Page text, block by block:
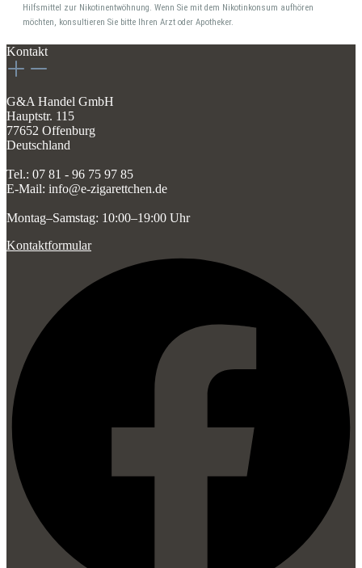
Hilfsmittel zur Nikotinentwöhnung. Wenn Sie mit dem Nikotinkonsum aufhören
möchten, konsultieren Sie bitte Ihren Arzt oder Apotheker.
Kontakt
G&A Handel GmbH
Hauptstr. 115
77652 Offenburg
Deutschland
Tel.: 07 81 - 96 75 97 85
E-Mail: info@e-zigarettchen.de
Montag–Samstag: 10:00–19:00 Uhr
Kontaktformular